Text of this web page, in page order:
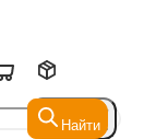
Найти
Найти